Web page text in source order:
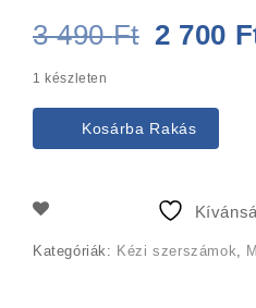
3 490Ft Original
was:
3
490 Ft.
2 700
1 készleten
Kosárba Rakás
Kategóriák: Kézi szerszámok